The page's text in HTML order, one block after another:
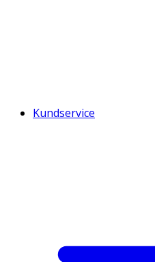
Kundservice